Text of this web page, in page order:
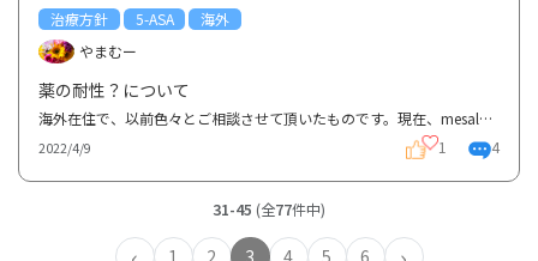
治療方針 5-ASA
海外
やまむー
薬の耐性？について
海外在住で、以前色々とご相談させて頂いたものです。現在、mesalamine DR 400mg (デルジコール delzico...
2022/4/9 1 4
31-45 (全77件中)